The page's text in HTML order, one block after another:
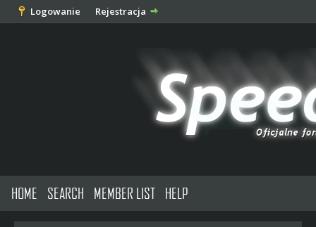
Logowanie Rejestracja
HOME SEARCH MEMBER LIST HELP